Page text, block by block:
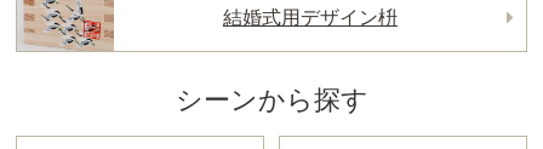
結婚式用デザイン枡
シーンから探す